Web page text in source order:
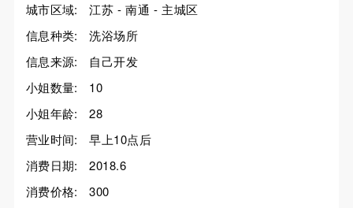
城市区域:
江苏 - 南通 - 主城区
信息种类:
洗浴场所
信息来源:
自己开发
小姐数量:
10
小姐年龄:
28
营业时间:
早上10点后
消费日期:
2018.6
消费价格:
300